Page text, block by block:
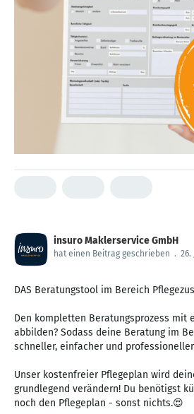
insuro Maklerservice GmbH
hat einen Beitrag geschrieben . 26.
DAS Beratungstool im Bereich
Den kompletten Beratungsprozess mit
abbilden? Sodass deine Beratung im
schneller, einfacher und
Unser kostenfreier Pflegeplan wird
grundlegend verändern! Du benötigst
noch den Pflegeplan - sonst nichts.😍